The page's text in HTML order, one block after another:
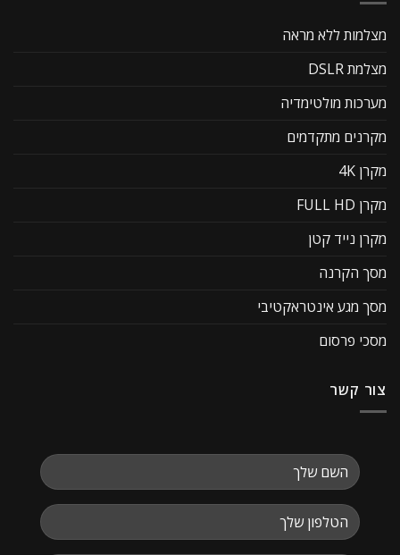
מצלמות ללא מראה
מצלמת DSLR
מערכות מולטימדיה
מקרנים מתקדמים
מקרן 4K
מקרן FULL HD
מקרן נייד קטן
מסך הקרנה
מסך מגע אינטראקטיבי
מסכי פרסום
צור קשר